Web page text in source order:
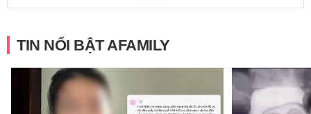
TIN NỔI BẬT AFAMILY